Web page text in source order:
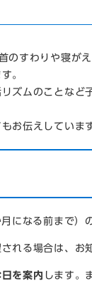
のすわりや寝が
。
ズムのことなど
お伝えしていま
になる前まで）
れる場合は、お
を案内 します。